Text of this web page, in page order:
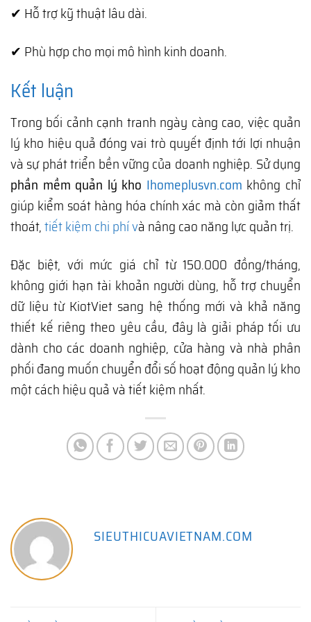
✔ Hỗ trợ kỹ thuật lâu dài.
✔ Phù hợp cho mọi mô hình kinh doanh.
Kết luận
Trong bối cảnh cạnh tranh ngày càng cao, việc quản
lý kho hiệu quả đóng vai trò quyết định tới lợi nhuận
và sự phát triển bền vững của doanh nghiệp. Sử dụng
phần mềm quản lý kho Ihomeplusvn.com không chỉ
giúp kiểm soát hàng hóa chính xác mà còn giảm thất
thoát,tiết kiệm chi phí và nâng cao năng lực quản trị.
Đặc biệt, với mức giá chỉ từ 150.000 đồng/tháng,
không giới hạn tài khoản người dùng, hỗ trợ chuyển
dữ liệu từ KiotViet sang hệ thống mới và khả năng
thiết kế riêng theo yêu cầu, đây là giải pháp tối ưu
dành cho các doanh nghiệp, cửa hàng và nhà phân
phối đang muốn chuyển đổi số hoạt động quản lý kho
một cách hiệu quả và tiết kiệm nhất.
SIEUTHICUAVIETNAM.COM